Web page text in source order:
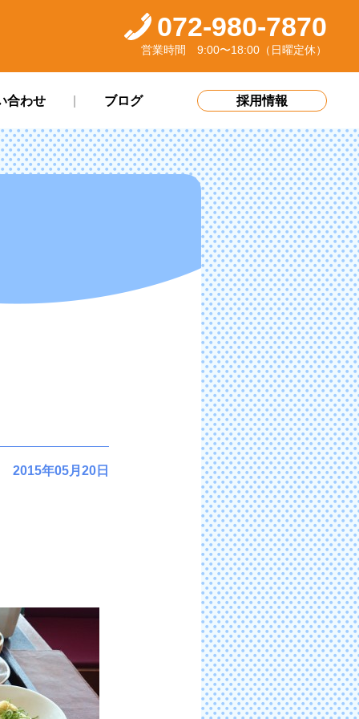
072-980-7870
営業時間 9:00〜18:00（日曜定休）
合わせ ブログ 採用情報
2015年05月20日